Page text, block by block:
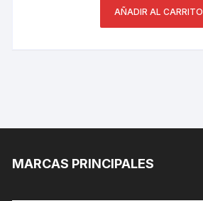
AÑADIR AL CARRITO
MARCAS PRINCIPALES